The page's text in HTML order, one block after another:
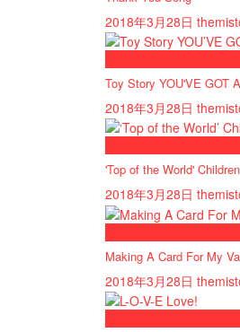
2018年3月28日
Toy Story YOU'VE GOT
2018年3月28日
'Top of the World'
2018年3月28日
Making A Card For My
2018年3月28日